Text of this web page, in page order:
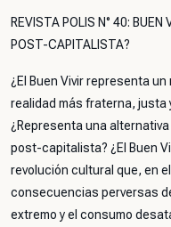
REVISTA POLIS N° 40:
POST-CAPITALISTA?
¿El Buen Vivir representa
realidad más fraterna, justa
¿Representa una
post-capitalista? ¿El Buen
revolución cultural que, en
consecuencias perversas
extremo y el consumo